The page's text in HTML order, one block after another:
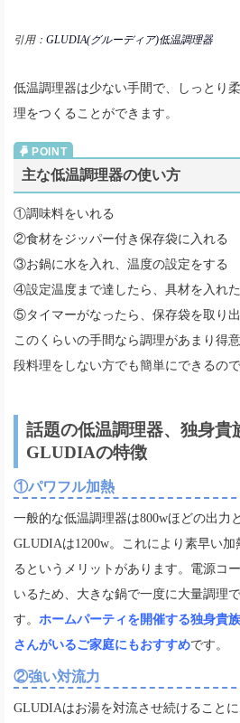
引用： GLUDIA(グルーディア)低温調理器
低温調理器は少ない手間で、しっとり
理をつくることができます。
主な低温調理器の使い方
①調味料をいれる
②食材をジッパー付き保存袋に入れる
③お鍋に水を入れ、温度の設定をする
④設定温度まで達したら、具材を入れ
⑤タイマーがなったら、保存袋を取り
このくらいの手間なら調理があまり得
段料理をしない方でも簡単にできるの
話題の低温調理器、独身貴
GLUDIAの特徴
①パワフル加熱
一般的な低温調理器は800wほどの出力
GLUDIAは1200w。これにより素早い加
るというメリットがあります。電源コ
いるため、大きな鍋で一度に大量調理
す。 ホームパーティを開催する独身貴
さんがいるご家庭にもおすすめです。
②強い対流力
GLUDIAはお湯を対流させ続けること